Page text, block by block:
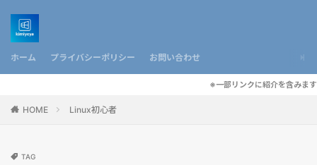
ホーム プライバシーポリシー お問い合わせ
※一部リンクに紹介を含みます
HOME Linux初心者
TAG